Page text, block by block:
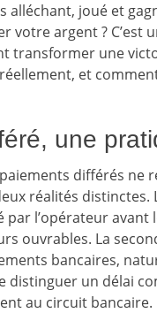
alléchant, joué et
votre argent ?
transformer une
et
une
différés ne
réalités
par l’opérateur
ouvrables. La
bancaires,
distinguer un délai
au circuit bancaire.